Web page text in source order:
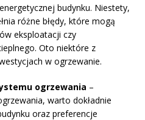
budynku. Niestety,
różne błędy, które mogą
eksploatacji czy
Oto niektóre z
w ogrzewanie.
ogrzewania –
warto dokładnie
oraz preferencje